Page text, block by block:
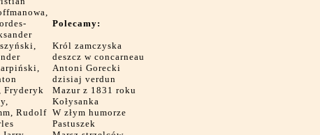
Fryderyk
Rudolf
Polecamy:
Król zamczyska
deszcz w concarneau
Antoni Gorecki
dzisiaj verdun
Mazur z 1831 roku
Kołysanka
W złym humorze
Pastuszek